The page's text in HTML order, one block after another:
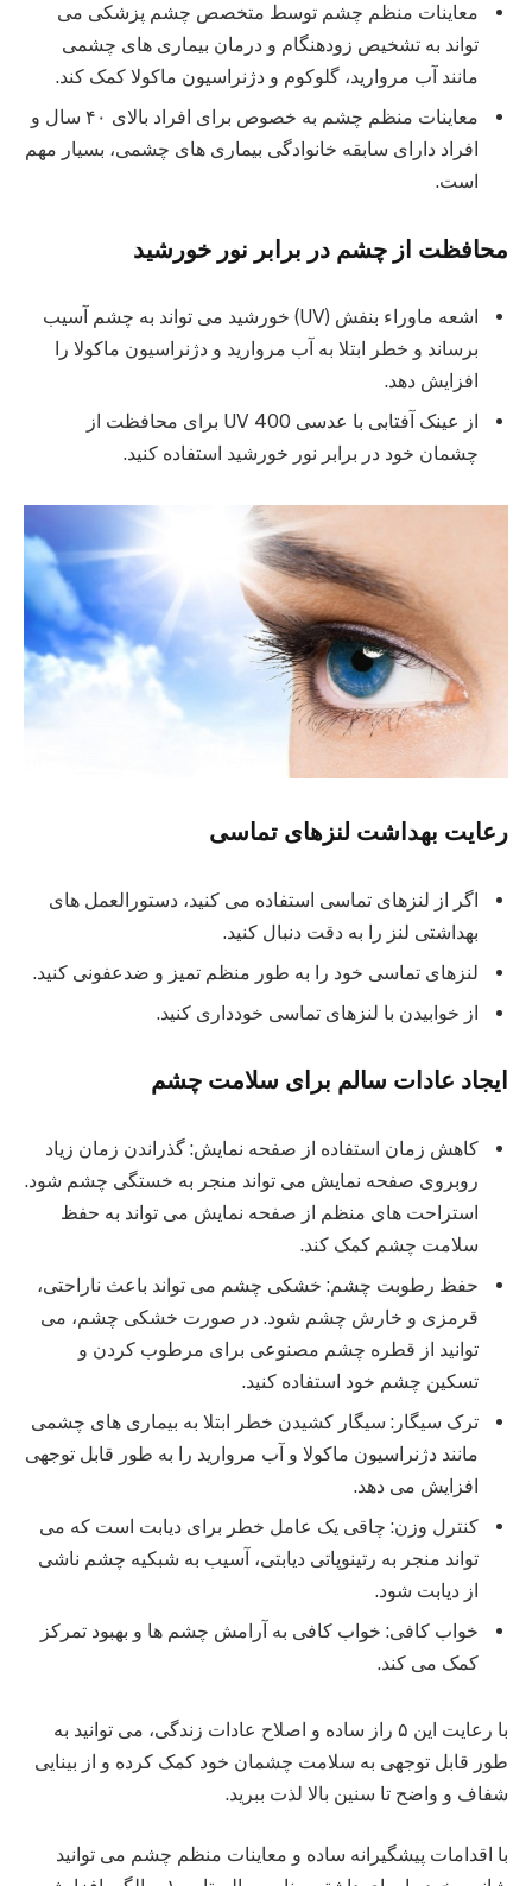
معاینات منظم چشم توسط متخصص چشم پزشکی می
تواند به تشخیص زودهنگام و درمان بیماری های چشمی
مانند آب مروارید، گلوکوم و دژنراسیون ماکولا کمک کند.
معاینات منظم چشم به خصوص برای افراد بالای ۴۰ سال و
افراد دارای سابقه خانوادگی بیماری های چشمی، بسیار مهم
است.
محافظت از چشم در برابر نور خورشید
اشعه ماوراء بنفش (UV) خورشید می تواند به چشم آسیب
برساند و خطر ابتلا به آب مروارید و دژنراسیون ماکولا را
افزایش دهد.
از عینک آفتابی با عدسی UV 400 برای محافظت از
چشمان خود در برابر نور خورشید استفاده کنید.
رعایت بهداشت لنزهای تماسی
اگر از لنزهای تماسی استفاده می کنید، دستورالعمل های
بهداشتی لنز را به دقت دنبال کنید.
لنزهای تماسی خود را به طور منظم تمیز و ضدعفونی کنید.
از خوابیدن با لنزهای تماسی خودداری کنید.
ایجاد عادات سالم برای سلامت چشم
کاهش زمان استفاده از صفحه نمایش: گذراندن زمان زیاد
روبروی صفحه نمایش می تواند منجر به خستگی چشم شود.
استراحت های منظم از صفحه نمایش می تواند به حفظ
سلامت چشم کمک کند.
حفظ رطوبت چشم: خشکی چشم می تواند باعث ناراحتی،
قرمزی و خارش چشم شود. در صورت خشکی چشم، می
توانید از قطره چشم مصنوعی برای مرطوب کردن و
تسکین چشم خود استفاده کنید.
ترک سیگار: سیگار کشیدن خطر ابتلا به بیماری های چشمی
مانند دژنراسیون ماکولا و آب مروارید را به طور قابل توجهی
افزایش می دهد.
کنترل وزن: چاقی یک عامل خطر برای دیابت است که می
تواند منجر به رتینوپاتی دیابتی، آسیب به شبکیه چشم ناشی
از دیابت شود.
خواب کافی: خواب کافی به آرامش چشم ها و بهبود تمرکز
کمک می کند.
با رعایت این ۵ راز ساده و اصلاح عادات زندگی، می توانید به
طور قابل توجهی به سلامت چشمان خود کمک کرده و از بینایی
شفاف و واضح تا سنین بالا لذت ببرید.
با اقدامات پیشگیرانه ساده و معاینات منظم چشم می توانید